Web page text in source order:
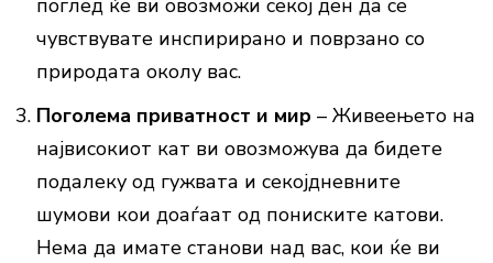
поглед ќе ви овозможи секој ден да се
чувствувате инспирирано и поврзано со
природата околу вас.
Поголема приватност и мир – Живеењето на
највисокиот кат ви овозможува да бидете
подалеку од гужвата и секојдневните
шумови кои доаѓаат од пониските катови.
Нема да имате станови над вас, кои ќе ви